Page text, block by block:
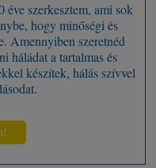
szerkesztem, ami sok
hogy minőségi és
Amennyiben szeretnéd
háládat a tartalmas és
készítek, hálás szívvel